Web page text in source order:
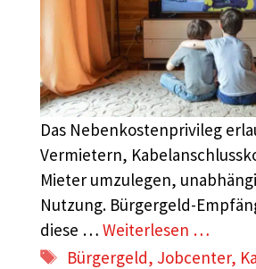
Das Nebenkostenprivileg
Vermietern,
Mieter umzulegen,
Nutzung. Bürgergeld-
diese … Weiterlesen …
Schlagwörter
Bürgergeld, Jobcenter,